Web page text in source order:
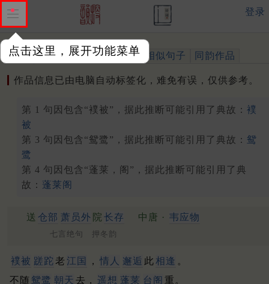
点击这里，展开功能菜单
登录
作品 标注四声 出处、引用 相似句子 同韵作品
作品信息已由电脑自动标签化，难免有误，仅供参考。
第 1 句因包含“襆被”，据此推断可能引用了典故： 襆
被
第 3 句因包含“鸳鹭”，据此推断可能引用了典故： 鸳
鹭
第 4 句因包含“蓬莱，阁”，据此推断可能引用了典
故： 蓬莱阁
送 仓部 萧员外 院 长存 中唐 · 韦应物
七言绝句 押冬韵
襆被 蹉跎 老 江国 ， 情人 邂逅 此相逢 。
不随 鸳鹭 朝天 去， 遥想 蓬莱 台阁 重。